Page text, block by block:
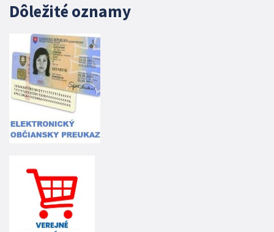
Dôležité oznamy